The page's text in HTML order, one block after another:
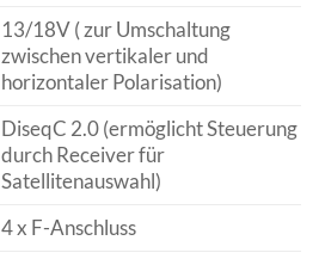
13/18V ( zur Umschaltung
zwischen vertikaler und
horizontaler Polarisation)
DiseqC 2.0 (ermöglicht Steuerung
durch Receiver für
Satellitenauswahl)
4 x F-Anschluss